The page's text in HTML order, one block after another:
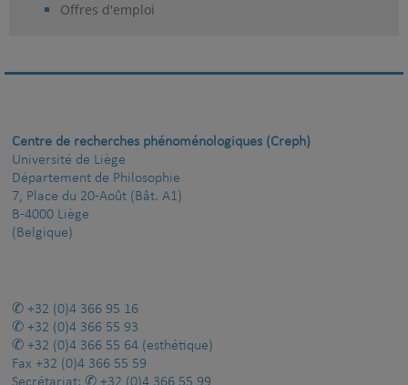
Offres d'emploi
Centre de recherches phénoménologiques (Creph)
Université de Liège
Département de Philosophie
7, Place du 20-Août (Bât. A1)
B-4000 Liège
(Belgique)
+32 (0)4 366 95 16
+32 (0)4 366 55 93
+32 (0)4 366 55 64 (esthétique)
Fax +32 (0)4 366 55 59